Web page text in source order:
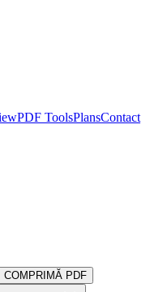
PDF ToolsPlansContact
COMPRIMĂ PDF